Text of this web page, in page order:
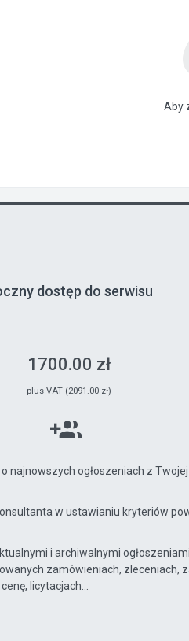
Aby
dostęp do serwisu
1700.00 zł
plus VAT (2091.00 zł)
najnowszych ogłoszeniach z
w ustawianiu kryteriów
i archiwalnymi
zamówieniach, zleceniach,
licytacjach...